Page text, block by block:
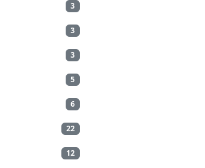
3
3
3
5
6
22
12